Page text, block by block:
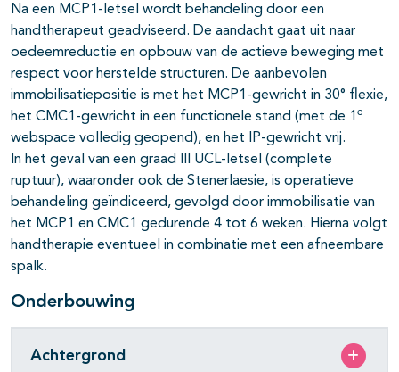
Na een MCP1-letsel wordt behandeling door een
handtherapeut geadviseerd. De aandacht gaat uit naar
oedeemreductie en opbouw van de actieve beweging met
respect voor herstelde structuren. De aanbevolen
immobilisatiepositie is met het MCP1-gewricht in 30° flexie,
het CMC1-gewricht in een functionele stand (met de 1 e
webspace volledig geopend), en het IP-gewricht vrij.
In het geval van een graad III UCL-letsel (complete
ruptuur), waaronder ook de Stenerlaesie, is operatieve
behandeling geïndiceerd, gevolgd door immobilisatie van
het MCP1 en CMC1 gedurende 4 tot 6 weken. Hierna volgt
handtherapie eventueel in combinatie met een afneembare
spalk.
Onderbouwing
Achtergrond